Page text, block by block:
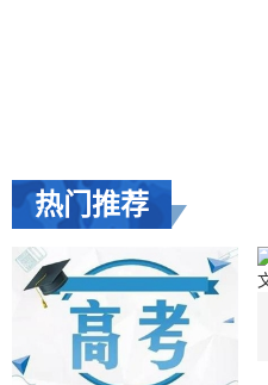
热门推荐